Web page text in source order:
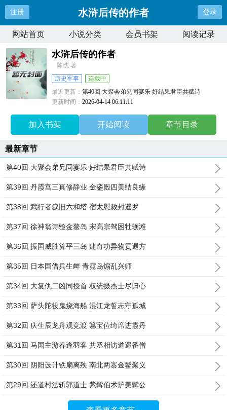
注册 水浒后传的作者 登录
网站首页 小说分类 会员书架 阅读记录
水浒后传的作者
陈忱 著
历史军事
连载中
最近更新：第40回 大聚会弟兄同宴乐 好结果君臣共赋诗
更新时间：2026-04-14 06:11:11
加入书架 开始阅读 章节目录
最新章节
第40回 大聚会弟兄同宴乐 好结果君臣共赋诗
第39回 丹霞宫三真修静业 金銮殿四美结良缘
第38回 武行者叙旧六和塔 宿太慰敕封暹罗
第37回 徐神翁诗验金鳌岛 宋高宗驾困牡蛎滩
第36回 振国威胜算平三岛 建奇功异物贡遐方
第35回 日本国借兵生衅 青霓岛煽乱兴师
第34回 大复仇二凶同授首 权统摄杰士尽归心
第33回 萨头陀役鬼烧海船 混江龙誓志守孤城
第32回 庆生辰龙舟观竞渡 篡宝位绮席进霞丹
第31回 马国主游春逢羽客 共丞相访道遇番僧
第30回 阴阳设计铁扇离殃 南北两寨金鳌聚义
第29回 还道村法斩郭道士 紫髯伯术护美髯公